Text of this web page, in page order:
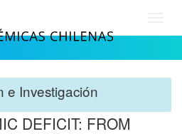
e Investigación
DEFICIT: FROM